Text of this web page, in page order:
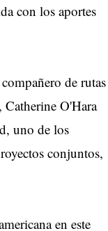
con los aportes
de rutas
O'Hara
uno de los
conjuntos,
en este